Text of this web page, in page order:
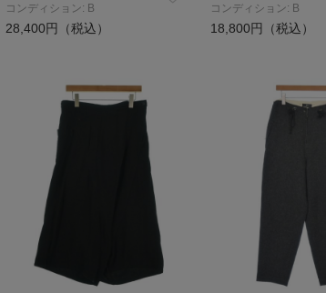
コンディション: B
28,400円（税込）
コンディション: B
18,800円（税込）